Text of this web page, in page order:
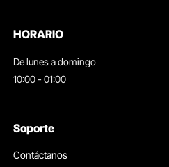
HORARIO
De lunes a domingo
10:00 - 01:00
Soporte
Contáctanos